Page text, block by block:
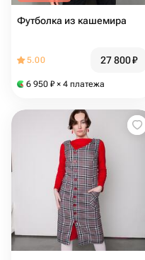
Футболка из кашемира
5.00 27 800₽
6 950 ₽ × 4 платежа